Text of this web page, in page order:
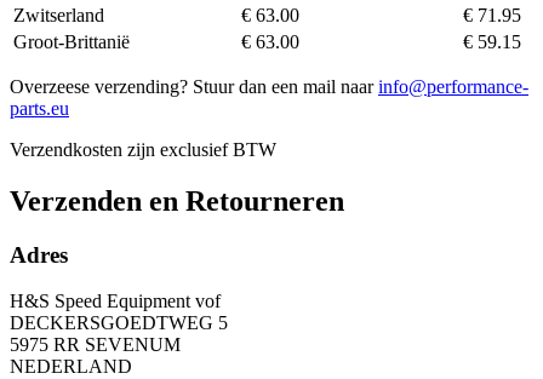
Zwitserland
€ 63.00
€ 71.95
Groot-Brittanië
€ 63.00 € 59.15
Overzeese verzending? Stuur dan een mail naarinfo@performance-
parts.eu
Verzendkosten zijn exclusief BTW
Verzenden en Retourneren
Adres
H&S Speed Equipment vof
DECKERSGOEDTWEG 5
5975 RR SEVENUM
NEDERLAND